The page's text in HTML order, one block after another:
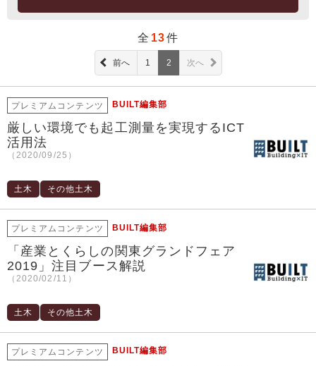
全 13件
前へ 1 2 次へ
プレミアムコンテンツ BUILT編集部
厳しい環境でも起工測量を実現するICT
活用法
（2020/09/25）
土木 その他土木
プレミアムコンテンツ BUILT編集部
「産業とくらしの関東グランドフェア
2019」注目ブース解説
（2020/02/11）
土木 その他土木
プレミアムコンテンツ BUILT編集部